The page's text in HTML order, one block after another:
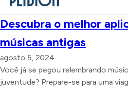
Descubra o melhor
músicas antigas
agosto 5, 2024
Você já se pegou relembrando
juventude? Prepare-se para uma